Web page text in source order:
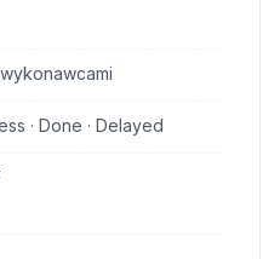
· Done · Delayed